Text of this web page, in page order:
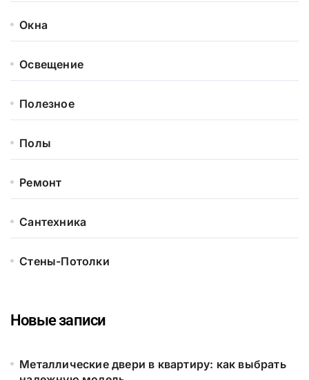
Окна
Освещение
Полезное
Полы
Ремонт
Сантехника
Стены-Потолки
Новые записи
Металлические двери в квартиру: как выбрать